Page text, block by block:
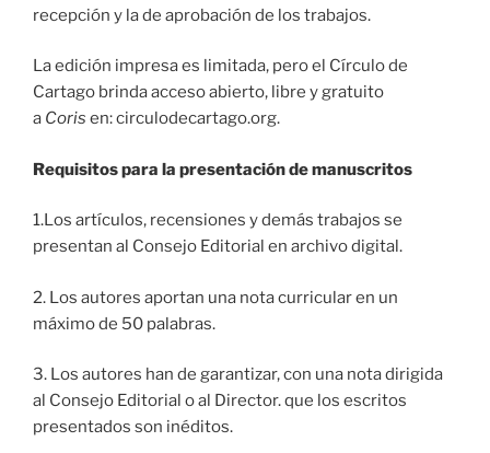
recepción y la de aprobación de los trabajos.
La edición impresa es limitada, pero el Círculo de
Cartago brinda acceso abierto, libre y gratuito
a Coris en: circulodecartago.org.
Requisitos para la presentación de manuscritos
1.Los artículos, recensiones y demás trabajos se
presentan al Consejo Editorial en archivo digital.
2. Los autores aportan una nota curricular en un
máximo de 50 palabras.
3. Los autores han de garantizar, con una nota dirigida
al Consejo Editorial o al Director. que los escritos
presentados son inéditos.